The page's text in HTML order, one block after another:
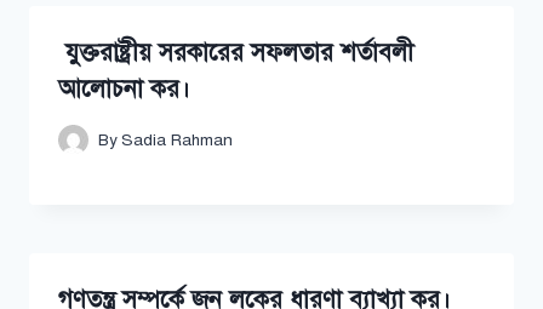
যুক্তরাষ্ট্রীয় সরকারের সফলতার শর্তাবলী
আলোচনা কর।
BySadia Rahman
গণতন্ত্র সম্পর্কে জন লকের ধারণা ব্যাখ্যা কর।